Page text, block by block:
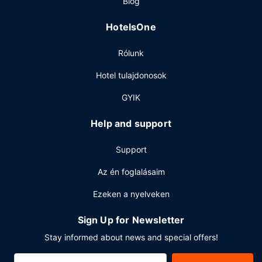
HotelsOne
Rólunk
Hotel tulajdonosok
GYIK
Help and support
Support
Az én foglalásaim
Ezeken a nyelveken
Sign Up for Newsletter
Stay informed about news and special offers!